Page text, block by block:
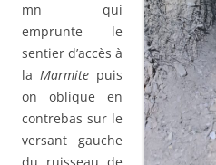
mn qui
emprunte le
sentier d’accès à
la Marmite puis
on oblique en
contrebas sur le
versant gauche